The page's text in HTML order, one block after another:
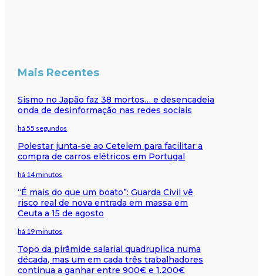
Mais Recentes
Sismo no Japão faz 38 mortos… e desencadeia
onda de desinformação nas redes sociais
há 55 segundos
Polestar junta-se ao Cetelem para facilitar a
compra de carros elétricos em Portugal
há 14 minutos
“É mais do que um boato”: Guarda Civil vê
risco real de nova entrada em massa em
Ceuta a 15 de agosto
há 19 minutos
Topo da pirâmide salarial quadruplica numa
década, mas um em cada três trabalhadores
continua a ganhar entre 900€ e 1.200€